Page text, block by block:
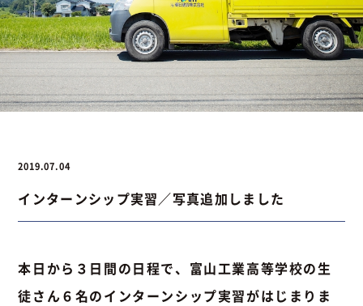
お知らせ
BLOG
お問い合わせ
お問い合わせ 076-441-3201 Instagram
2019.07.04
インターンシップ実習／写真追加しました
本日から３日間の日程で、富山工業高等学校の生
徒さん６名のインターンシップ実習がはじまりま